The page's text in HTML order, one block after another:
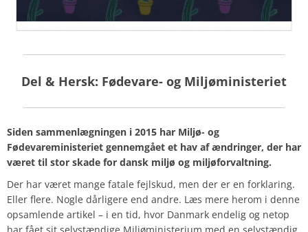
Del & Hersk: Fødevare- og Miljøministeriet
Siden sammenlægningen i 2015 har Miljø- og
Fødevareministeriet gennemgået et hav af ændringer, der har
været til stor skade for dansk miljø og miljøforvaltning.
Der har været mange fatale fejlskud, men der er en forklaring.
Eller flere. Nogle dårligere end andre. Læs mere herom i denne
opsamlende artikel – i en tid, hvor Danmark endelig og netop
har fået sit selvstændige Miljøministerium med en selvstændig